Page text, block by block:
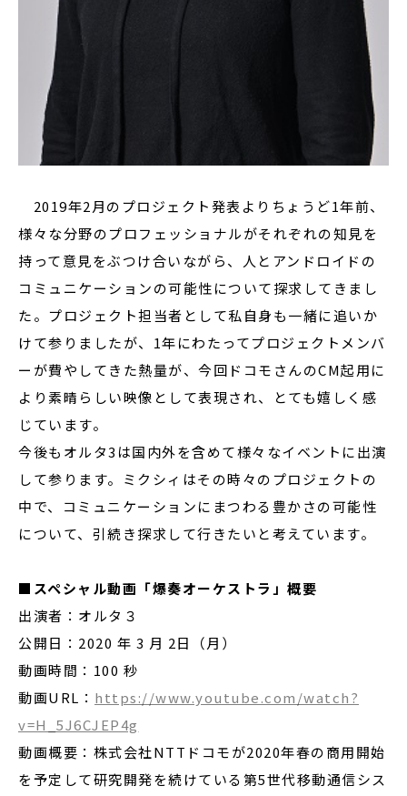
2019年2月のプロジェクト発表よりちょうど1年前、
様々な分野のプロフェッショナルがそれぞれの知見を
持って意見をぶつけ合いながら、人とアンドロイドの
コミュニケーションの可能性について探求してきまし
た。プロジェクト担当者として私自身も一緒に追いか
けて参りましたが、1年にわたってプロジェクトメンバ
ーが費やしてきた熱量が、今回ドコモさんのCM起用に
より素晴らしい映像として表現され、とても嬉しく感
じています。
今後もオルタ3は国内外を含めて様々なイベントに出演
して参ります。ミクシィはその時々のプロジェクトの
中で、コミュニケーションにまつわる豊かさの可能性
について、引続き探求して行きたいと考えています。
■ スペシャル動画 「爆奏オーケストラ」概要
出演者：オルタ３
公開日：2020 年 3 月 2日（月）
動画時間：100 秒
動画URL： https://www.youtube.com/watch?
v=H_5J6CJEP4g
動画概要：株式会社NTTドコモが2020年春の商用開始
を予定して研究開発を続けている第5世代移動通信シス